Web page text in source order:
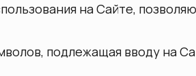
на Сайте,
подлежащая вводу на